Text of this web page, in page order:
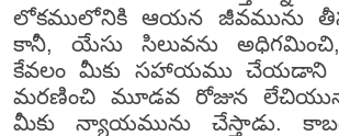
లోకములోనికి ఆయన జీవమును
కానీ, యేసు సిలువను
కేవలం మీకు సహాయము చేయడాని
మరణించి మూడవ రోజున
మీకు న్యాయమును చేస్తాడు.